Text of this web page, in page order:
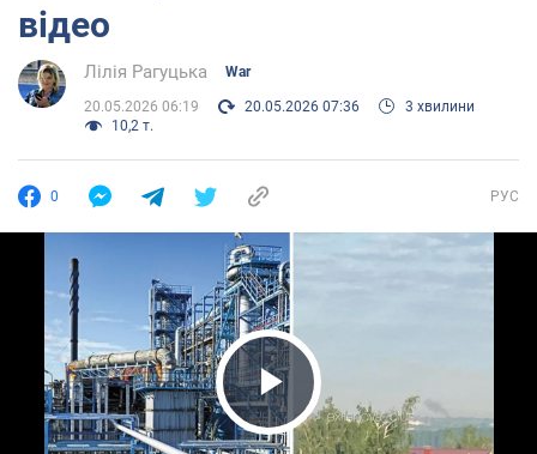
відео
Лілія Рагуцька War
20.05.2026 06:19 20.05.2026 07:36
3 хвилини
10,2 т.
0 РУС
Play Video